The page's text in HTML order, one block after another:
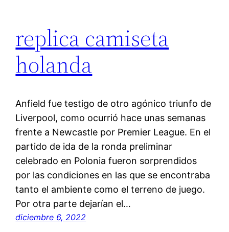
replica camiseta
holanda
Anfield fue testigo de otro agónico triunfo de
Liverpool, como ocurrió hace unas semanas
frente a Newcastle por Premier League. En el
partido de ida de la ronda preliminar
celebrado en Polonia fueron sorprendidos
por las condiciones en las que se encontraba
tanto el ambiente como el terreno de juego.
Por otra parte dejarían el…
diciembre 6, 2022